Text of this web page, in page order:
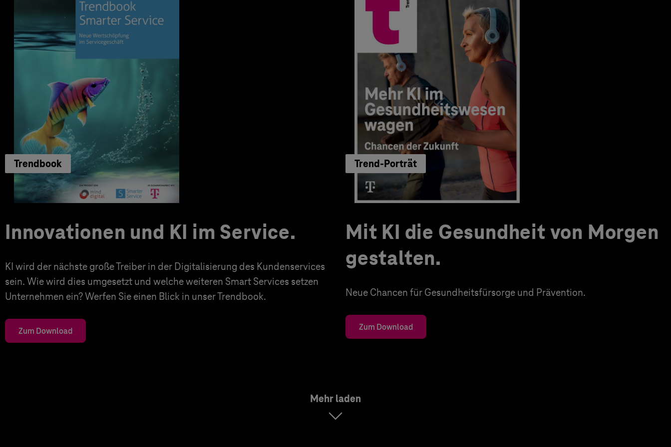
Trendbook
Innovationen und KI im Service.
KI wird der nächste große Treiber in der Digitalisierung des Kundenservices
sein. Wie wird dies umgesetzt und welche weiteren Smart Services setzen
Unternehmen ein? Werfen Sie einen Blick in unser Trendbook.
Zum Download
Trend-Porträt
Mit KI die Gesundheit von Morgen
gestalten.
Neue Chancen für Gesundheitsfürsorge und Prävention.
Zum Download
Mehr laden